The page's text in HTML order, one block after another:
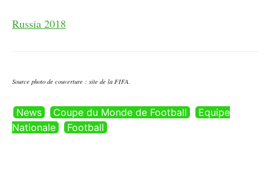
Russia 2018
Source photo de couverture : site de la FIFA.
News Coupe du Monde de Football
Equipe
Nationale
Football